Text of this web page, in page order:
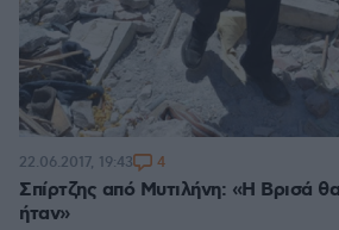
Σπίρτζης από Μυτιλήνη: «Η Βρισά
ήταν»
22.06.2017, 19:43 4